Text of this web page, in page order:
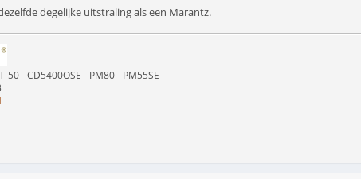
degelijke uitstraling als een Marantz.
- CD5400OSE - PM80 - PM55SE